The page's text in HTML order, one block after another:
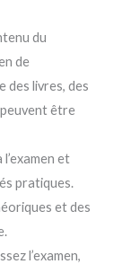
du
de
des livres, des
peuvent être
et
pratiques.
et des
l’examen,